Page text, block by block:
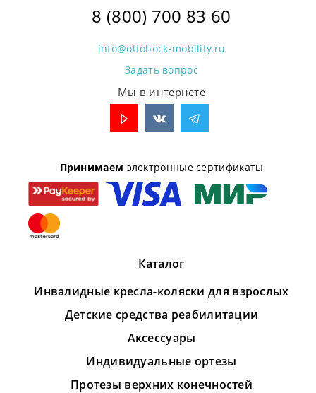
8 (800) 700 83 60
info@ottobock-mobility.ru
Задать вопрос
Мы в интернете
Принимаем электронные сертификаты
Каталог
Инвалидные кресла-коляски для взрослых
Детские средства реабилитации
Аксессуары
Индивидуальные ортезы
Протезы верхних конечностей